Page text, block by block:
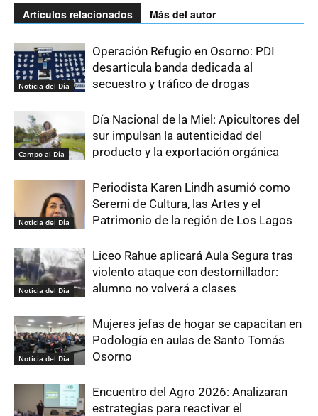
Artículos relacionados Más del autor
Noticia del Día
Operación Refugio en Osorno: PDI
desarticula banda dedicada al
secuestro y tráfico de drogas
Campo al Día
Día Nacional de la Miel: Apicultores del
sur impulsan la autenticidad del
producto y la exportación orgánica
Noticia del Día
Periodista Karen Lindh asumió como
Seremi de Cultura, las Artes y el
Patrimonio de la región de Los Lagos
Noticia del Día
Liceo Rahue aplicará Aula Segura tras
violento ataque con destornillador:
alumno no volverá a clases
Noticia del Día
Mujeres jefas de hogar se capacitan en
Podología en aulas de Santo Tomás
Osorno
Encuentro del Agro 2026: Analizaran
estrategias para reactivar el